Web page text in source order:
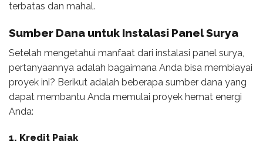
terbatas dan mahal.
Sumber Dana untuk Instalasi Panel Surya
Setelah mengetahui manfaat dari instalasi panel surya,
pertanyaannya adalah bagaimana Anda bisa membiayai
proyek ini? Berikut adalah beberapa sumber dana yang
dapat membantu Anda memulai proyek hemat energi
Anda:
1. Kredit Pajak